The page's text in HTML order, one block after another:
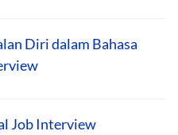
Diri dalam Bahasa
Job Interview